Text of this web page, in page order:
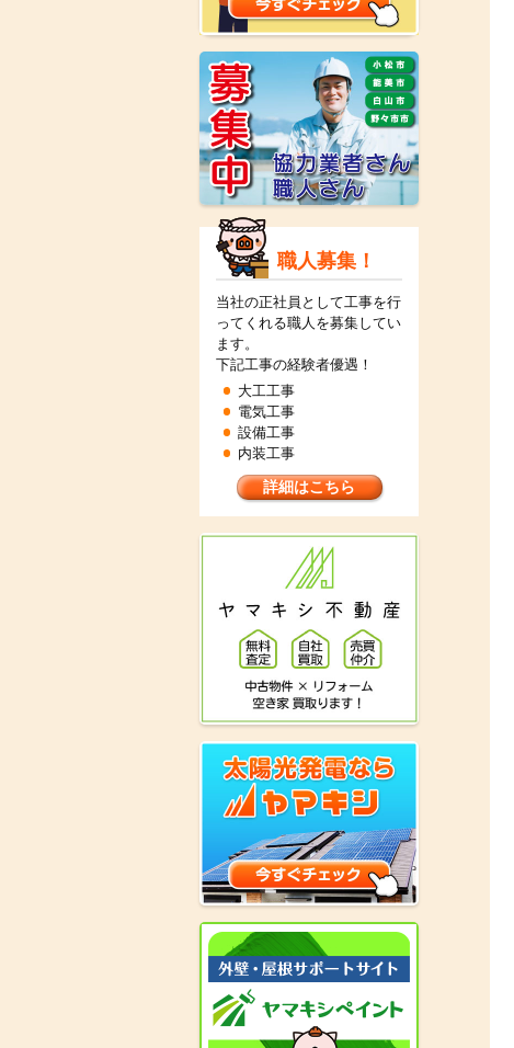
職人募集！
当社の正社員として工事を行
ってくれる職人を募集してい
ます。
下記工事の経験者優遇！
大工工事
電気工事
設備工事
内装工事
詳細はこちら